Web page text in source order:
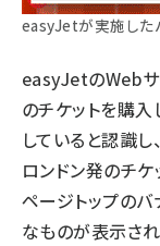
easyJetが実施した
easyJetのWebサ
のチケットを購
していると認識
ロンドン発のチケ
ページトップの
なものが表示さ